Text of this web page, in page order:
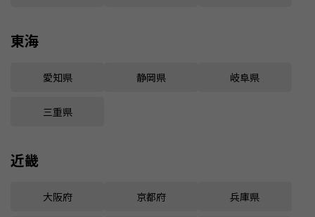
東海
愛知県 静岡県 岐阜県
三重県
近畿
大阪府 京都府 兵庫県